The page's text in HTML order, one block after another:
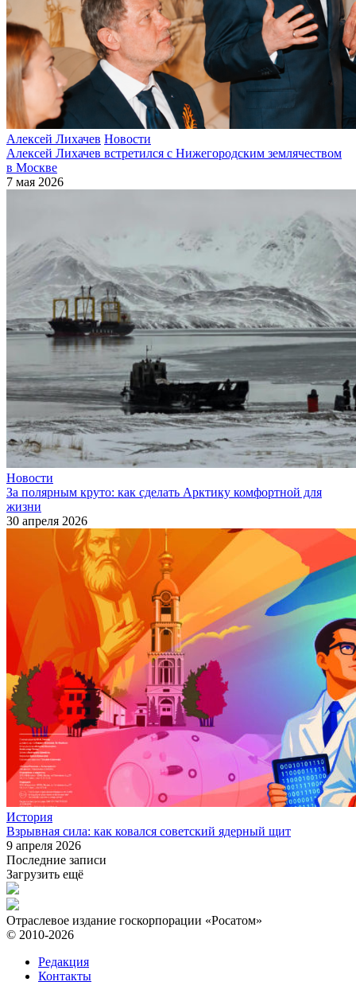
Алексей Лихачев Новости
Алексей Лихачев встретился с Нижегородским землячеством
в Москве
7 мая 2026
Новости
За полярным круто: как сделать Арктику комфортной для
жизни
30 апреля 2026
История
Взрывная сила: как ковался советский ядерный щит
9 апреля 2026
Последние записи
Загрузить ещё
Отраслевое издание госкорпорации «Росатом»
© 2010-2026
Редакция
Контакты